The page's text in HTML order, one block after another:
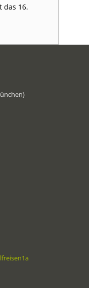
das 16.